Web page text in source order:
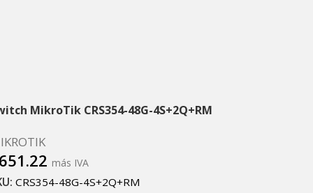
MikroTik CRS354-48G-4S+2Q+RM
más IVA
CRS354-48G-4S+2Q+RM